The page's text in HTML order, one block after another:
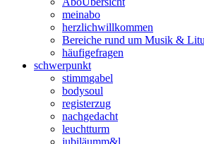
meinabo
herzlichwillkommen
Bereiche rund um Musik &
häufigefragen
schwerpunkt
stimmgabel
bodysoul
registerzug
nachgedacht
leuchtturm
jubiläumm&l